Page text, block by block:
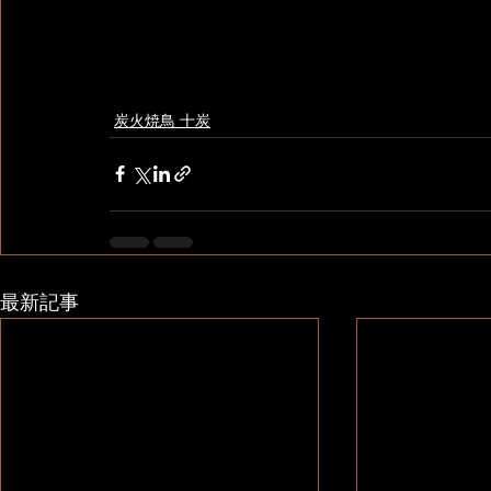
炭火焼鳥 十炭
最新記事